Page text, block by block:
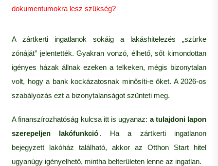
dokumentumokra lesz szükség?
A zártkerti ingatlanok sokáig a lakáshitelezés „szürke
zónáját” jelentették. Gyakran vonzó, élhető, sőt kimondottan
igényes házak állnak ezeken a telkeken, mégis bizonytalan
volt, hogy a bank kockázatosnak minősíti-e őket. A 2026-os
szabályozás ezt a bizonytalanságot szünteti meg.
A finanszírozhatóság kulcsa itt is ugyanaz: a tulajdoni lapon
szerepeljen lakófunkció. Ha a zártkerti ingatlanon
bejegyzett lakóház található, akkor az Otthon Start hitel
ugyanúgy igényelhető, mintha belterületen lenne az ingatlan.